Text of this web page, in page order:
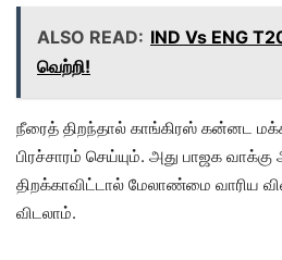
ALSO READ: IND Vs ENG
வெற்றி!
நீரைத் திறந்தால் காங்கிரஸ் கன்னட
பிரச்சாரம் செய்யும். அது பாஜக
திறக்காவிட்டால் மேலாண்மை வாரிய
விடலாம்.